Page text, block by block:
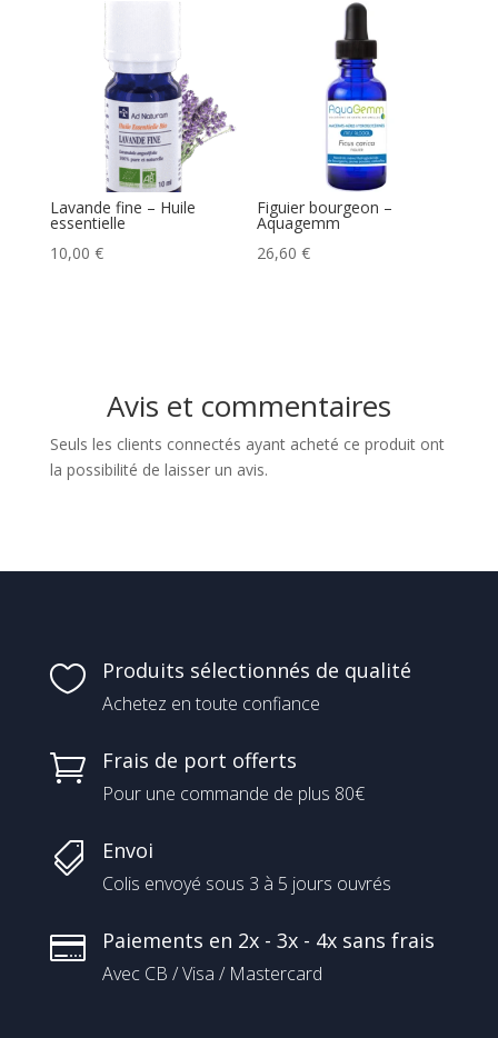
Lavande fine – Huile
essentielle
10,00 €
Figuier bourgeon –
Aquagemm
26,60€
Avis et commentaires
Seuls les clients connectés ayant acheté ce produit ont
la possibilité de laisser un avis.
 Produits sélectionnés de qualité
Achetez en toute confiance
 Frais de port offerts
Pour une commande de plus 80€
 Envoi
Colis envoyé sous 3 à 5 jours ouvrés
 Paiements en 2x - 3x - 4x sans frais
Avec CB / Visa / Mastercard